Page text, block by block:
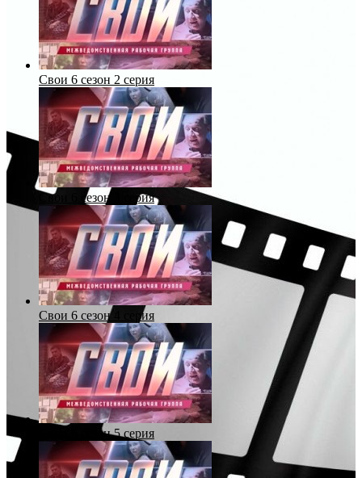
Свои 6 сезон 2 серия
Свои 6 сезон 3 серия
Свои 6 сезон 4 серия
Свои 6 сезон 5 серия